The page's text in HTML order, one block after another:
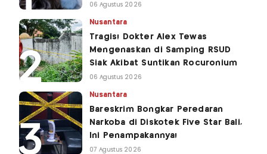
06 Agustus 2026
Nusantara
Tragis! Dokter Alex Tewas
Mengenaskan di Samping RSUD
Siak Akibat Suntikan Rocuronium
06 Agustus 2026
Nusantara
Bareskrim Bongkar Peredaran
Narkoba di Diskotek Five Star Bali,
Ini Penampakannya!
07 Agustus 2026